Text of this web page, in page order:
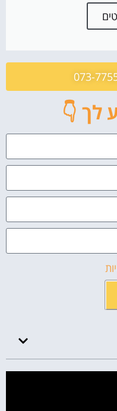
לך 👇